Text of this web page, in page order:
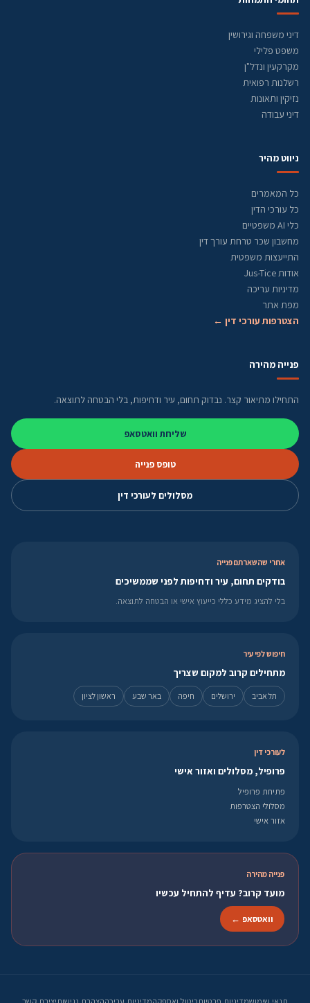
דיני משפחה וגירושין
משפט פלילי
מקרקעין ונדל"ן
רשלנות רפואית
נזיקין ותאונות
דיני עבודה
ניווט מהיר
כל המאמרים
כל עורכי הדין
כלי AI משפטיים
מחשבון שכר טרחת עורך דין
התייעצות משפטית
אודות Jus-Tice
מדיניות עריכה
מפת אתר
הצטרפות עורכי דין ←
פנייה מהירה
התחילו מתיאור קצר. נבדוק תחום, עיר ודחיפות, בלי הבטחה לתוצאה.
שליחת וואטסאפ
טופס פנייה
מסלולים לעורכי דין
אחרי שהשארתם פנייה
בודקים תחום, עיר ודחיפות לפני שממשיכים
בלי להציג מידע כללי כייעוץ אישי או הבטחה לתוצאה.
חיפוש לפי עיר
מתחילים קרוב למקום שצריך
תל אביב ירושלים חיפה באר שבע ראשון לציון
לעורכי דין
פרופיל, מסלולים ואזור אישי
פתיחת פרופיל
מסלולי הצטרפות
אזור אישי
פנייה מהירה
מועד קרוב? עדיף להתחיל עכשיו
וואטסאפ ←